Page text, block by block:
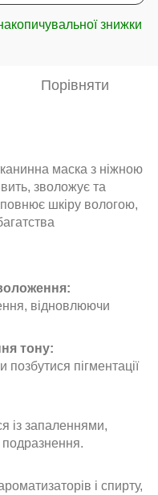
знижки
Порівняти
маска з ніжною
зволожує та
шкіру вологою,
відновлюючи
тону:
пігментації
із запаленнями,
і спирту,